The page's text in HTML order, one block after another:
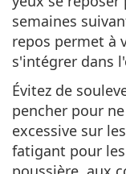
semaines
repos permet à
s'intégrer dans
Évitez de
pencher pour
excessive sur
fatigant pour